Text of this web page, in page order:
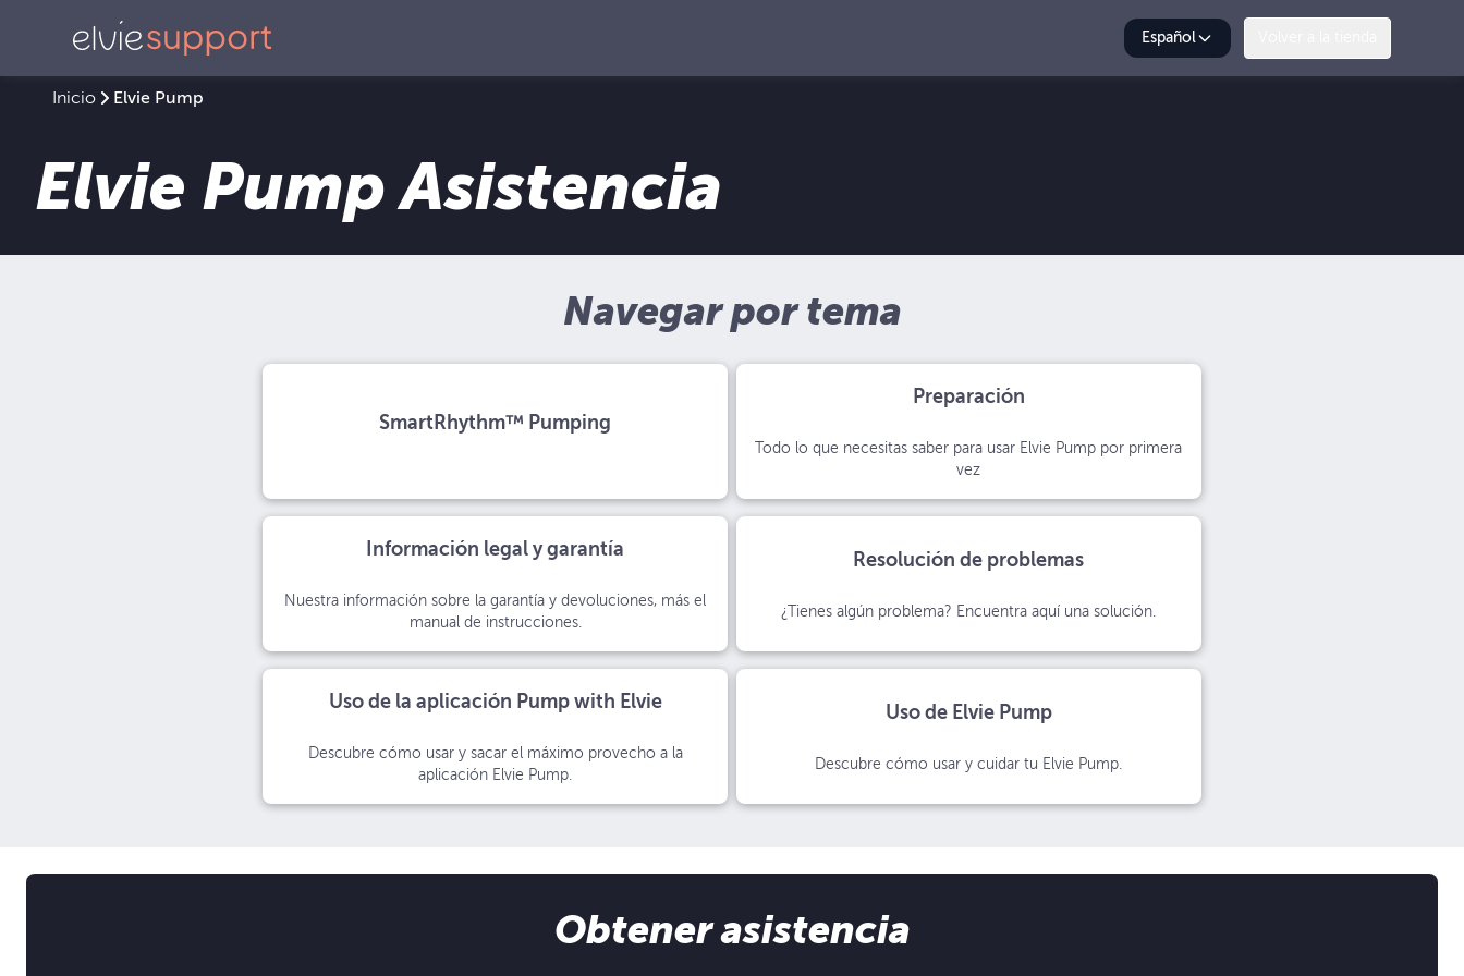
Español
Inicio Elvie Pump
Elvie Pump Asistencia
Navegar por tema
SmartRhythm™ Pumping
Preparación
Todo lo que necesitas saber para usar Elvie Pump por primera
vez
Información legal y garantía
Nuestra información sobre la garantía y devoluciones, más el
manual de instrucciones.
Resolución de problemas
¿Tienes algún problema? Encuentra aquí una solución.
Uso de la aplicación Pump with Elvie
Descubre cómo usar y sacar el máximo provecho a la
aplicación Elvie Pump.
Uso de Elvie Pump
Descubre cómo usar y cuidar tu Elvie Pump.
Obtener asistencia